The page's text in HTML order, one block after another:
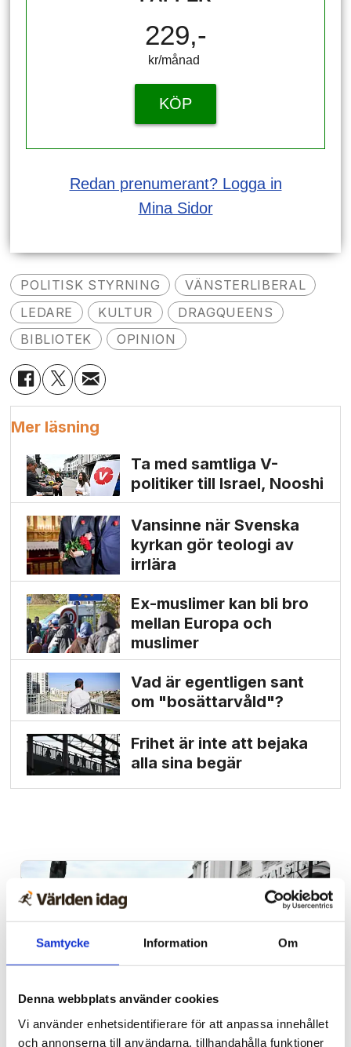
Samtycke Information Om
Denna webbplats använder cookies
Vi använder enhetsidentifierare för att anpassa innehållet
och annonserna till användarna, tillhandahålla funktioner
229,-
kr/månad ​​​​​​
KÖP
Redan prenumerant? Logga in
Mina Sidor
POLITISK STYRNING
VÄNSTERLIBERAL
LEDARE
KULTUR
DRAGQUEENS
BIBLIOTEK
OPINION
Mer läsning
Ta med samtliga V-
politiker till Israel, Nooshi
Vansinne när Svenska
kyrkan gör teologi av
irrlära
Ex-muslimer kan bli bro
mellan Europa och
muslimer
Vad är egentligen sant
om "bosättarvåld"?
Frihet är inte att bejaka
alla sina begär